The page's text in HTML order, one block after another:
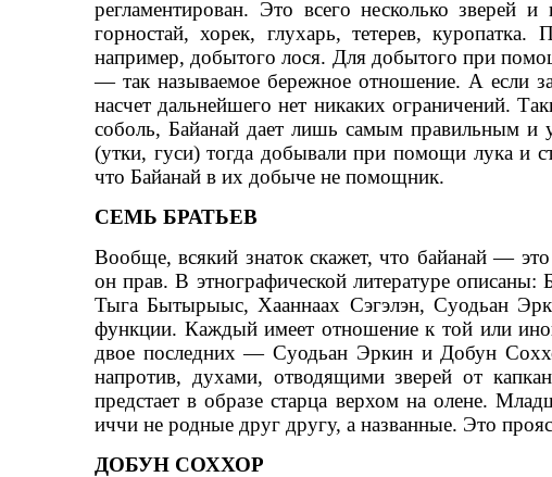
регламентирован. Это всего несколько зверей
горностай, хорек, глухарь, тетерев,
например, добытого лося. Для добытого при
— так называемое бережное отношение. А если
насчет дальнейшего нет никаких ограничений.
соболь, Байанай дает лишь самым правильным
(утки, гуси) тогда добывали при помощи лука и
что Байанай в их добыче не помощник.
СЕМЬ БРАТЬЕВ
Вообще, всякий знаток скажет, что байанай —
он прав. В этнографической литературе
Тыга Бытырыыс, Хааннаах Сэгэлэн, Cуодьан
функции. Каждый имеет отношение к той или
двое последних — Суодьан Эркин и Добун
напротив, духами, отводящими зверей от
предстает в образе старца верхом на олене.
иччи не родные друг другу, а названные. Это
ДОБУН СОХХОР